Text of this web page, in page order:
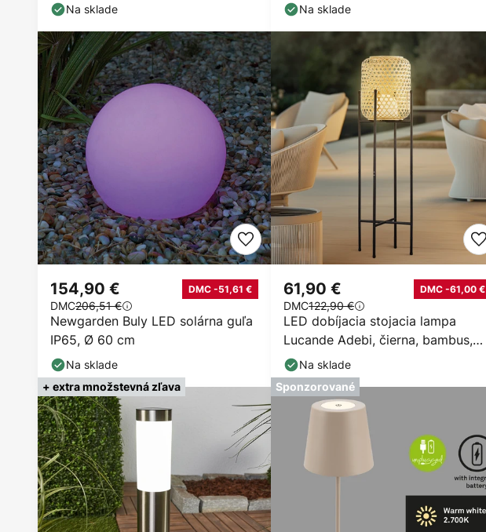
Na sklade Na sklade
Newgarden Buly LED solárna guľa
IP65, Ø 60 cm
154,90 € DMC -51,61 €
DMC206,51 €
Na sklade
LED dobíjacia stojacia lampa
Lucande Adebi, čierna, bambus,
Ø32,5cm
61,90 € DMC -61,00 €
DMC122,90 €
Na sklade
+ extra množstevná zľava Sponzorované